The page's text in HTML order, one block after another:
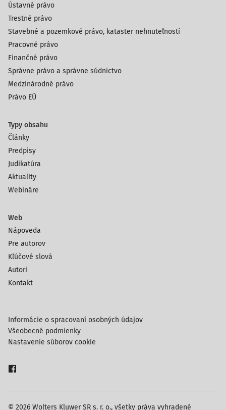
Ústavné právo
Trestné právo
Stavebné a pozemkové právo, kataster nehnuteľností
Pracovné právo
Finančné právo
Správne právo a správne súdnictvo
Medzinárodné právo
Právo EÚ
Typy obsahu
Články
Predpisy
Judikatúra
Aktuality
Webináre
Web
Nápoveda
Pre autorov
Kľúčové slová
Autori
Kontakt
© 2026 Wolters Kluwer SR s. r. o., všetky práva vyhradené
Informácie o spracovaní osobných údajov
Všeobecné podmienky
Nastavenie súborov cookie